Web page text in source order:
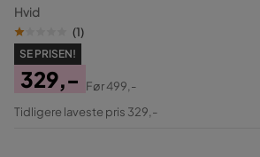
Hvid
(1)
SE PRISEN!
Pris
329,-
Original
Før499,-
Tidligere laveste pris 329,-